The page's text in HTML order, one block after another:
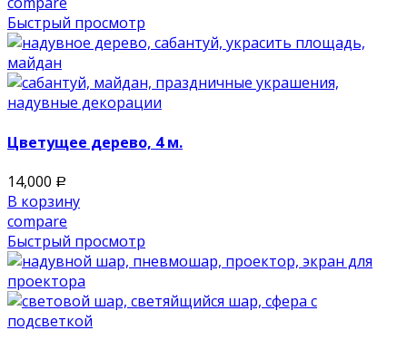
Быстрый просмотр
Цветущее дерево, 4 м.
14,000 Р
В корзину
compare
Быстрый просмотр